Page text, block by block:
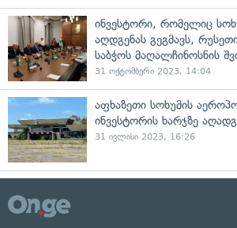
ინვესტორი, რომელიც
აღდგენას გეგმავს,
საბჭოს მაღალჩინოსნის
31 ოქტომბერი 2023, 14:04
აფხაზეთი სოხუმის
ინვესტორის ხარჯზე
31 ივლისი 2023, 16:26